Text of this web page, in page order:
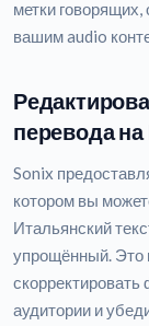
метки
вашим audio
перевода
Sonix
котором вы
Итальянский
упрощённый. Это
аудитории и